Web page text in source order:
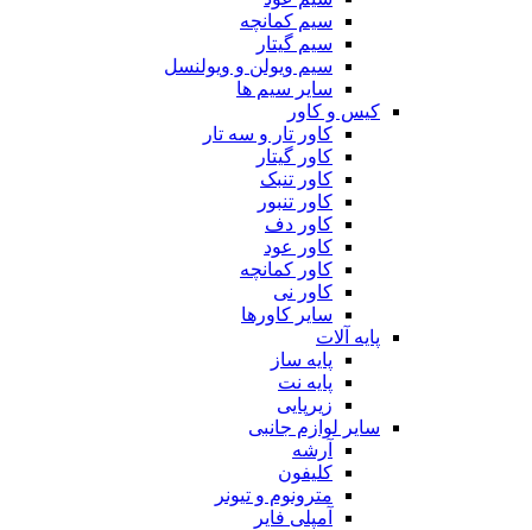
سیم کمانچه
سیم گیتار
سیم ویولن و ویولنسل
سایر سیم ها
کیس و کاور
کاور تار و سه تار
کاور گیتار
کاور تنبک
کاور تنبور
کاور دف
کاور عود
کاور کمانچه
کاور نی
سایر کاورها
پایه آلات
پایه ساز
پایه نت
زیرپایی
سایر لوازم جانبی
آرشه
کلیفون
مترونوم و تیونر
آمپلی فایر